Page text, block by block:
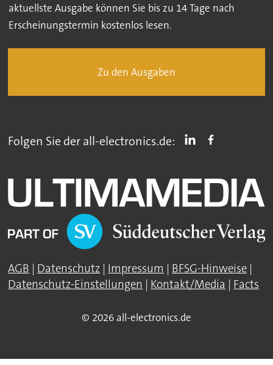
aktuellste Ausgabe können Sie bis zu 14 Tage nach
Erscheinungstermin kostenlos lesen.
Zu den Ausgaben
Folgen Sie der all-electronics.de:
AGB | Datenschutz | Impressum | BFSG-Hinweise |
Datenschutz-Einstellungen | Kontakt/Media | Facts
© 2026 all-electronics.de